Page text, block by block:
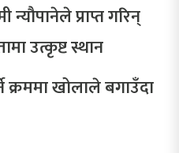
न्यौपानेले प्राप्त गरिन्
उत्कृष्ट स्थान
क्रममा खोलाले बगाउँदा